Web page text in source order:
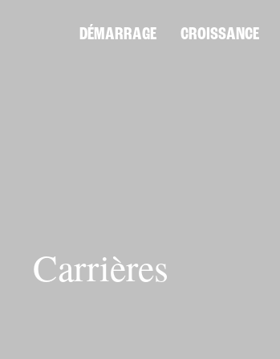
DÉMARRAGE CROISSANCE
Carrières